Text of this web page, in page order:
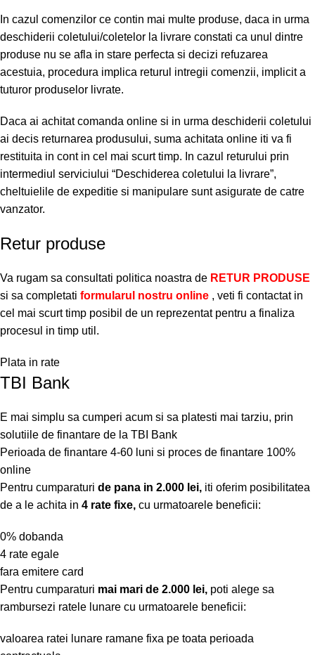
In cazul comenzilor ce contin mai multe produse, daca in urma
deschiderii coletului/coletelor la livrare constati ca unul dintre
produse nu se afla in stare perfecta si decizi refuzarea
acestuia, procedura implica returul intregii comenzii, implicit a
tuturor produselor livrate.
Daca ai achitat comanda online si in urma deschiderii coletului
ai decis returnarea produsului, suma achitata online iti va fi
restituita in cont in cel mai scurt timp. In cazul returului prin
intermediul serviciului “Deschiderea coletului la livrare”,
cheltuielile de expeditie si manipulare sunt asigurate de catre
vanzator.
Retur produse
Va rugam sa consultati politica noastra de RETUR PRODUSE
si sa completati formularul nostru online , veti fi contactat in
cel mai scurt timp posibil de un reprezentat pentru a finaliza
procesul in timp util.
Plata in rate
TBI Bank
E mai simplu sa cumperi acum si sa platesti mai tarziu, prin
solutiile de finantare de la TBI Bank
Perioada de finantare 4-60 luni si proces de finantare 100%
online
Pentru cumparaturi de pana in 2.000 lei, iti oferim posibilitatea
de a le achita in 4 rate fixe, cu urmatoarele beneficii:
0% dobanda
4 rate egale
fara emitere card
Pentru cumparaturi mai mari de 2.000 lei, poti alege sa
rambursezi ratele lunare cu urmatoarele beneficii:
valoarea ratei lunare ramane fixa pe toata perioada